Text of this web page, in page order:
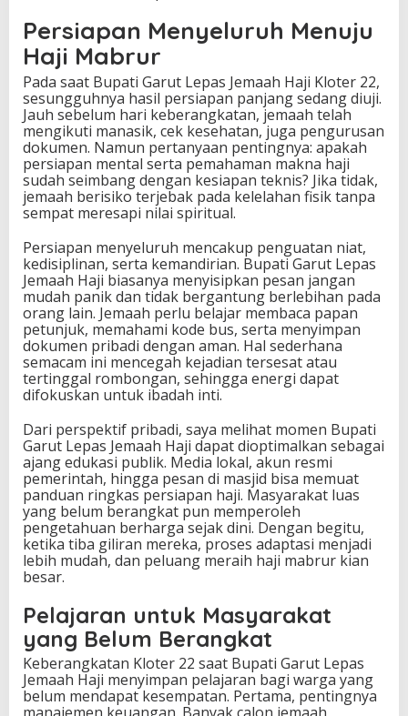
Persiapan Menyeluruh Menuju
Haji Mabrur
Pada saat Bupati Garut Lepas Jemaah Haji Kloter 22,
sesungguhnya hasil persiapan panjang sedang diuji.
Jauh sebelum hari keberangkatan, jemaah telah
mengikuti manasik, cek kesehatan, juga pengurusan
dokumen. Namun pertanyaan pentingnya: apakah
persiapan mental serta pemahaman makna haji
sudah seimbang dengan kesiapan teknis? Jika tidak,
jemaah berisiko terjebak pada kelelahan fisik tanpa
sempat meresapi nilai spiritual.
Persiapan menyeluruh mencakup penguatan niat,
kedisiplinan, serta kemandirian. Bupati Garut Lepas
Jemaah Haji biasanya menyisipkan pesan jangan
mudah panik dan tidak bergantung berlebihan pada
orang lain. Jemaah perlu belajar membaca papan
petunjuk, memahami kode bus, serta menyimpan
dokumen pribadi dengan aman. Hal sederhana
semacam ini mencegah kejadian tersesat atau
tertinggal rombongan, sehingga energi dapat
difokuskan untuk ibadah inti.
Dari perspektif pribadi, saya melihat momen Bupati
Garut Lepas Jemaah Haji dapat dioptimalkan sebagai
ajang edukasi publik. Media lokal, akun resmi
pemerintah, hingga pesan di masjid bisa memuat
panduan ringkas persiapan haji. Masyarakat luas
yang belum berangkat pun memperoleh
pengetahuan berharga sejak dini. Dengan begitu,
ketika tiba giliran mereka, proses adaptasi menjadi
lebih mudah, dan peluang meraih haji mabrur kian
besar.
Pelajaran untuk Masyarakat
yang Belum Berangkat
Keberangkatan Kloter 22 saat Bupati Garut Lepas
Jemaah Haji menyimpan pelajaran bagi warga yang
belum mendapat kesempatan. Pertama, pentingnya